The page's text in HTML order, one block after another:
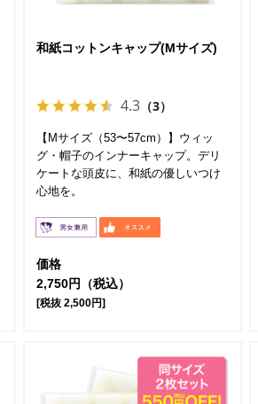
和紙コットンキャップ(Mサイズ)
4.3 （3）
【Mサイズ（53〜57cm）】ウィッ
グ・帽子のインナーキャップ。デリ
ケートな頭皮に、和紙の優しいつけ
心地を。
価格
2,750円（税込）
[税抜 2,500円]